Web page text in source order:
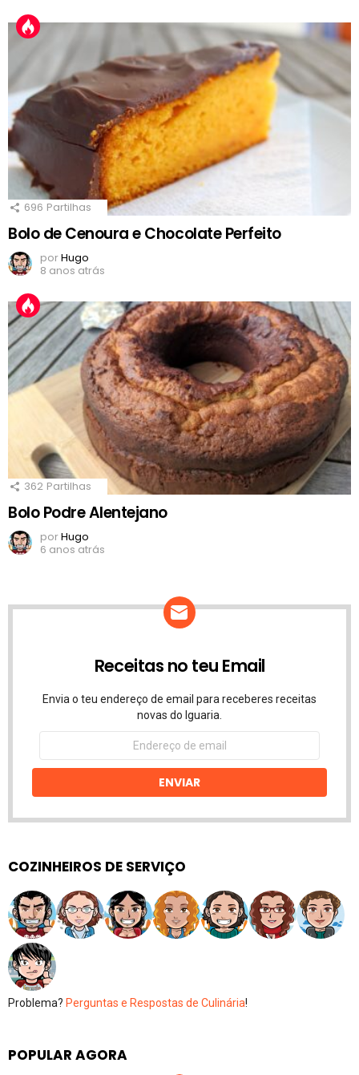
696 Partilhas
Bolo de Cenoura e Chocolate Perfeito
porHugo
8 anos atrás
362 Partilhas
Bolo Podre Alentejano
porHugo
6 anos atrás
Receitas no teu Email
Envia o teu endereço de email para receberes receitas
novas do Iguaria.
Endereço
email
ENVIAR
COZINHEIROS DE SERVIÇO
Problema? Perguntas e Respostas de Culinária!
POPULAR AGORA